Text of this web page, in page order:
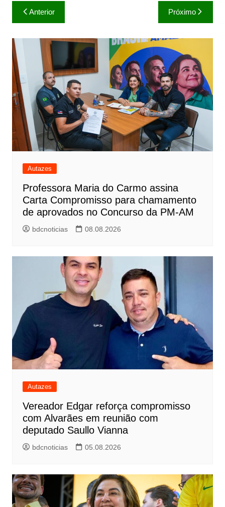
Navegação
de
Post
Anterior Próximo
Autazes
Professora Maria do Carmo assina
Carta Compromisso para chamamento
de aprovados no Concurso da PM-AM
bdcnoticias 08.08.2026
Autazes
Vereador Edgar reforça compromisso
com Alvarães em reunião com
deputado Saullo Vianna
bdcnoticias 05.08.2026